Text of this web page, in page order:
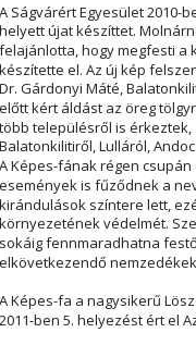
A Ságvárért Egyesület
helyett újat készíttet.
felajánlotta, hogy megfesti a
készítette el. Az új kép
Dr. Gárdonyi Máté,
előtt kért áldást az öreg
több településről is
Balatonkilitiről, Lulláról,
A Képes-fának régen
események is fűződnek a
kirándulások színtere lett,
környezetének védelmét.
sokáig fennmaradhatna
elkövetkezendő
A Képes-fa a nagysikerű
2011-ben 5. helyezést ért el